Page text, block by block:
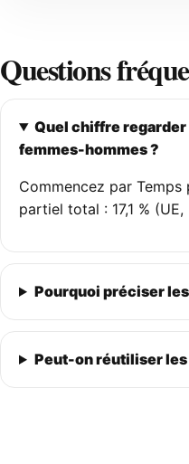
Questions
Quel chiffre
femmes-hommes ?
Commencez par
partiel total : 17,1 %
Pourquoi préciser
Peut-on réutiliser les